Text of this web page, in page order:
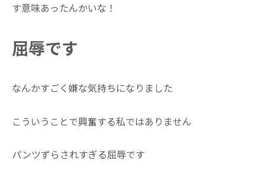
す意味あったんかいな！
屈辱です
なんかすごく嫌な気持ちになりました
こういうことで興奮する私ではありません
パンツずらされすぎる屈辱です